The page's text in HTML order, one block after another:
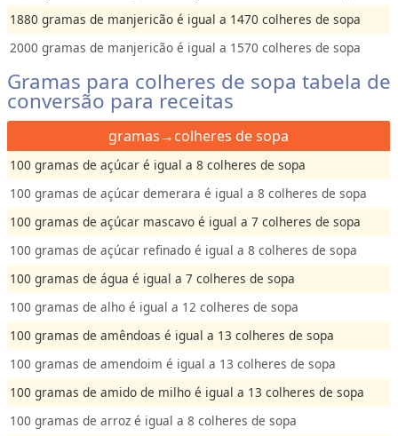
1880 gramas de manjericão é igual a 1470 colheres de sopa
2000 gramas de manjericão é igual a 1570 colheres de sopa
Gramas para colheres de sopa tabela de
conversão para receitas
gramas→colheres de sopa
100 gramas de açúcar é igual a 8 colheres de sopa
100 gramas de açúcar demerara é igual a 8 colheres de sopa
100 gramas de açúcar mascavo é igual a 7 colheres de sopa
100 gramas de açúcar refinado é igual a 8 colheres de sopa
100 gramas de água é igual a 7 colheres de sopa
100 gramas de alho é igual a 12 colheres de sopa
100 gramas de amêndoas é igual a 13 colheres de sopa
100 gramas de amendoim é igual a 13 colheres de sopa
100 gramas de amido de milho é igual a 13 colheres de sopa
100 gramas de arroz é igual a 8 colheres de sopa